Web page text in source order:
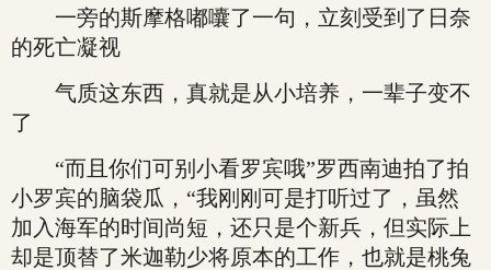
一旁的斯摩格嘟囔了一句，立刻受到了日奈
的死亡凝视
气质这东西，真就是从小培养，一辈子变不
了
“而且你们可别小看罗宾哦”罗西南迪拍了拍
小罗宾的脑袋瓜，“我刚刚可是打听过了，虽然
加入海军的时间尚短，还只是个新兵，但实际上
却是顶替了米迦勒少将原本的工作，也就是桃兔